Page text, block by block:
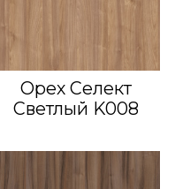
Орех Селект
Светлый K008